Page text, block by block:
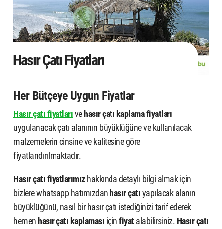
Hasır Çatı Fiyatları
Her Bütçeye Uygun Fiyatlar
Hasır çatı fiyatlarıve hasır çatı kaplama fiyatları
uygulanacak çatı alanının büyüklüğüne ve kullanılacak
malzemelerin cinsine ve kalitesine göre
fiyatlandırılmaktadır.
Hasır çatı fiyatlarımızhakkında detaylı bilgi almak için
bizlere whatsapp hatımızdan hasır çatıyapılacak alanın
büyüklüğünü, nasıl bir hasır çatı istediğinizi tarif ederek
hemen hasır çatı kaplaması içinfiyatalabilirsiniz. Hasır çatı